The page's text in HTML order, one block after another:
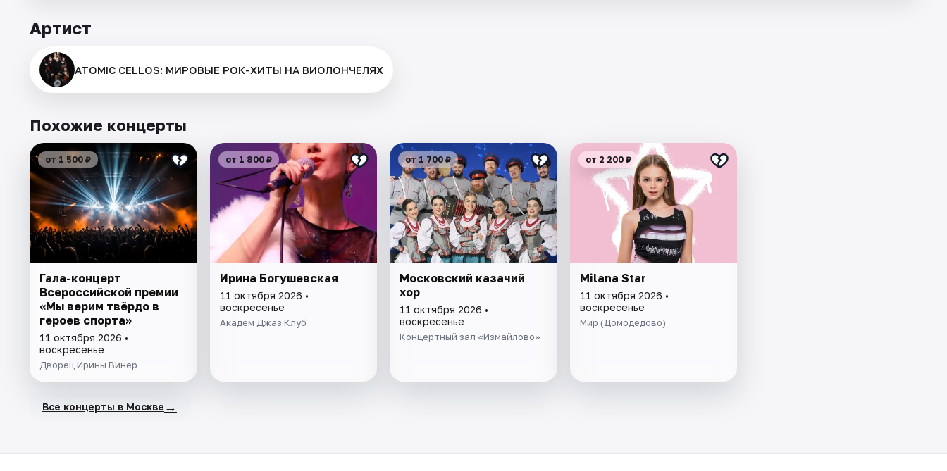
Артист
ATOMIC CELLOS: МИРОВЫЕ РОК-ХИТЫ НА ВИОЛОНЧЕЛЯХ
Похожие концерты
от 1 500 ₽
Гала-концерт
Всероссийской премии
«Мы верим твёрдо в
героев спорта»
11 октября 2026 •
воскресенье
Дворец Ирины Винер
от 1 800 ₽
Ирина Богушевская
11 октября 2026 •
воскресенье
Академ Джаз Клуб
от 1 700 ₽
Московский казачий
хор
11 октября 2026 •
воскресенье
Концертный зал «Измайлово»
от 2 200 ₽
Milana Star
11 октября 2026 •
воскресенье
Мир (Домодедово)
Все концерты в Москве →